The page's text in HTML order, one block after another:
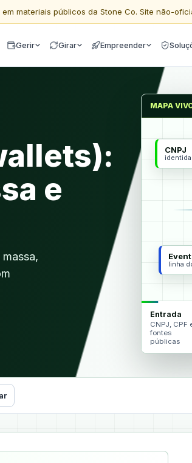
materiais públicos da Stone Co. Site não-
Gerir Girar Empreender
e
MAPA
CNPJ
linha
Entrada
CNPJ, CPF
fontes
públicas